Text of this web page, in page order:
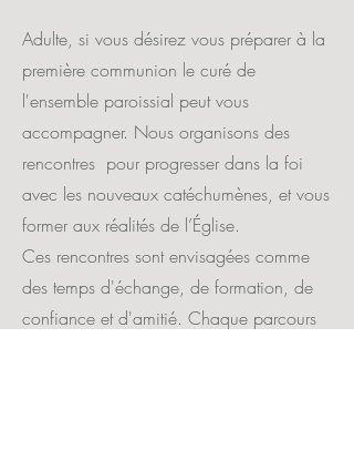
Adulte, si vous désirez vous préparer à la
première communion le curé de
l'ensemble paroissial peut vous
accompagner. Nous organisons des
rencontres pour progresser dans la foi
avec les nouveaux catéchumènes, et vous
former aux réalités de l’Église.
Ces rencontres sont envisagées comme
des temps d'échange, de formation, de
confiance et d'amitié. Chaque parcours